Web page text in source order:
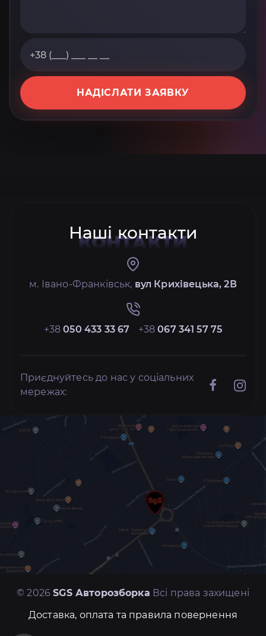
НАДІСЛАТИ ЗАЯВКУ
Наші контакти
КОНТАКТИ
м. Івано-Франківськ, вул Крихівецька, 2В
+38050 433 33 67 +38067 341 57 75
Приєднуйтесь до нас у соціальних
мережах:
© 2026SGS Авторозборка Всі права захищені
Доставка, оплата та правила повернення